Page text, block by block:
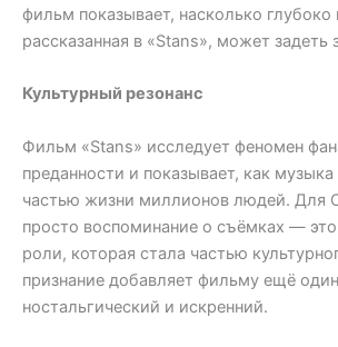
фильм показывает, насколько глубоко
рассказанная в «Stans», может задеть
Культурный резонанс
Фильм «Stans» исследует феномен
преданности и показывает, как
частью жизни миллионов людей. Для
просто воспоминание о съёмках —
роли, которая стала частью
признание добавляет фильму ещё
ностальгический и искренний.